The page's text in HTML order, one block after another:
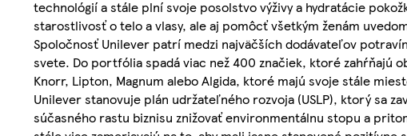
technológií a stále plní svoje posolstvo výživy a hydratácie
starostlivosť o telo a vlasy, ale aj pomôcť všetkým ženám
Spoločnosť Unilever patrí medzi najväčších dodávateľov
svete. Do portfólia spadá viac než 400 značiek, ktoré zahŕňajú
Knorr, Lipton, Magnum alebo Algida, ktoré majú svoje stále
Unilever stanovuje plán udržateľného rozvoja (USLP), ktorý sa
súčasného rastu biznisu znižovať environmentálnu stopu a